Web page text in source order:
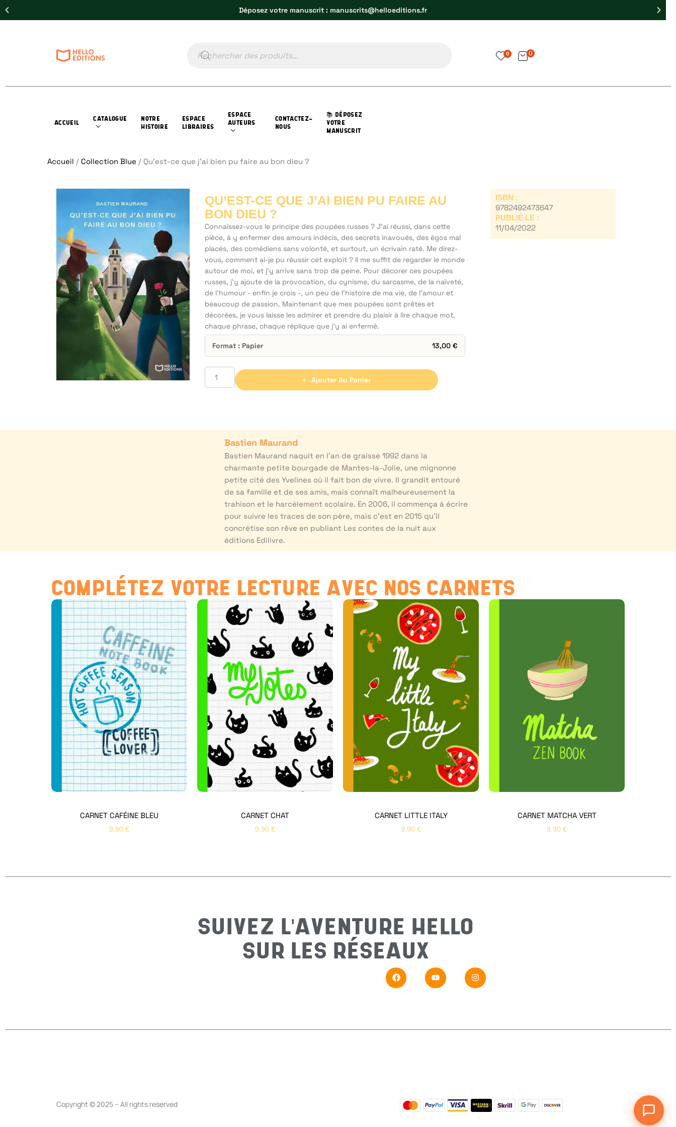
Déposez votre manuscrit : manuscrits@helloeditions.fr
0 0
ACCUEIL
CATALOGUE
NOTRE
HISTOIRE
ESPACE
LIBRAIRES
ESPACE
AUTEURS
CONTACTEZ-
NOUS
📚 DÉPOSEZ
VOTRE
MANUSCRIT
Accueil / Collection Blue / Qu’est-ce que j’ai bien pu faire au bon dieu ?
QU’EST-CE QUE J’AI BIEN PU FAIRE AU
BON DIEU ?
Connaissez-vous le principe des poupées russes ? J’ai réussi, dans cette
pièce, à y enfermer des amours indécis, des secrets inavoués, des égos mal
placés, des comédiens sans volonté, et surtout, un écrivain raté. Me direz-
vous, comment ai-je pu réussir cet exploit ? Il me suffit de regarder le monde
autour de moi, et j’y arrive sans trop de peine. Pour décorer ces poupées
russes, j’y ajoute de la provocation, du cynisme, du sarcasme, de la naïveté,
de l’humour - enfin je crois -, un peu de l’histoire de ma vie, de l’amour et
beaucoup de passion. Maintenant que mes poupées sont prêtes et
décorées, je vous laisse les admirer et prendre du plaisir à lire chaque mot,
chaque phrase, chaque réplique que j’y ai enfermé.
Format : Papier 13,00 €
Ajouter Au Panier
ISBN :
9782492473647
PUBLIÉ LE :
11/04/2022
Bastien Maurand
Bastien Maurand naquit en l’an de graisse 1992 dans la
charmante petite bourgade de Mantes-la-Jolie, une mignonne
petite cité des Yvelines où il fait bon de vivre. Il grandit entouré
de sa famille et de ses amis, mais connaît malheureusement la
trahison et le harcèlement scolaire. En 2006, il commença à écrire
pour suivre les traces de son père, mais c’est en 2015 qu’il
concrétise son rêve en publiant Les contes de la nuit aux
éditions Edilivre.
COMPLÉTEZ VOTRE LECTURE AVEC NOS CARNETS
CARNET CAFÉINE BLEU
9,90 €
CARNET CHAT
9,90 €
CARNET LITTLE ITALY
9,90 €
CARNET MATCHA VERT
9,90 €
SUIVEZ L'AVENTURE HELLO
SUR LES RÉSEAUX
Copyright © 2025 – All rights reserved
Hello Editions
Nous revenons vers vous rapidement
Bonjour 👋
Nom* Prénom*